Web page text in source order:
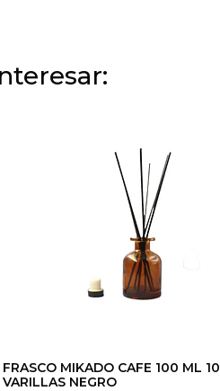
FRASCO MIKADO CAFE 100 ML 10
VARILLAS NEGRO